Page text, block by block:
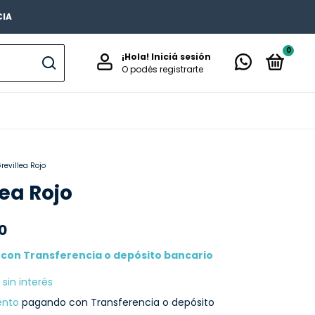
¡Hola! Iniciá sesión
O podés registrarte
0
Rojo
Rojo
con Transferencia o depósito bancario
sin interés
pagando con Transferencia o depósito